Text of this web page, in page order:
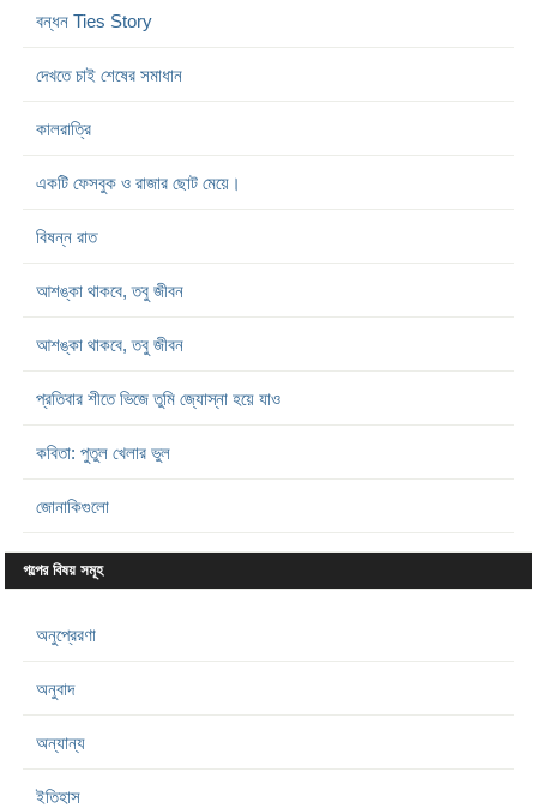
বন্ধন Ties Story
দেখতে চাই শেষের সমাধান
কালরাত্রি
একটি ফেসবুক ও রাজার ছোট মেয়ে।
বিষন্ন রাত
আশঙ্কা থাকবে, তবু জীবন
আশঙ্কা থাকবে, তবু জীবন
প্রতিবার শীতে ভিজে তুমি জ্যোস্না হয়ে যাও
কবিতা: পুতুল খেলার ভুল
জোনাকিগুলো
গল্পের বিষয় সমূহ
অনুপ্রেরণা
অনুবাদ
অন্যান্য
ইতিহাস